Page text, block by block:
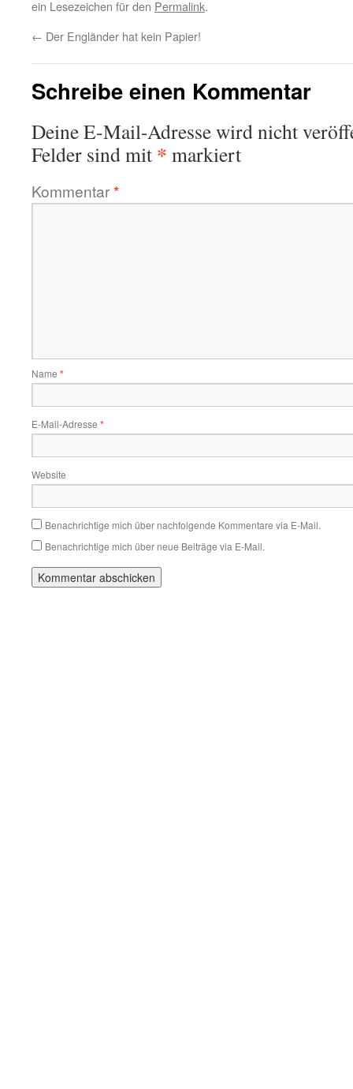
ein Lesezeichen für den Permalink.
← Der Engländer hat kein Papier!
Schreibe einen Kommentar
Deine E-Mail-Adresse wird nicht
Felder sind mit * markiert
Kommentar*
Name *
E-Mail-Adresse *
Website
Benachrichtige mich über nachfolgende Kommentare via E-Mail.
Benachrichtige mich über neue Beiträge via E-Mail.